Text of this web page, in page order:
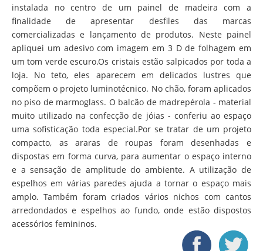
instalada no centro de um painel de madeira com a
finalidade de apresentar desfiles das marcas
comercializadas e lançamento de produtos. Neste painel
apliquei um adesivo com imagem em 3 D de folhagem em
um tom verde escuro.Os cristais estão salpicados por toda a
loja. No teto, eles aparecem em delicados lustres que
compõem o projeto luminotécnico. No chão, foram aplicados
no piso de marmoglass. O balcão de madrepérola - material
muito utilizado na confecção de jóias - conferiu ao espaço
uma sofisticação toda especial.Por se tratar de um projeto
compacto, as araras de roupas foram desenhadas e
dispostas em forma curva, para aumentar o espaço interno
e a sensação de amplitude do ambiente. A utilização de
espelhos em várias paredes ajuda a tornar o espaço mais
amplo. Também foram criados vários nichos com cantos
arredondados e espelhos ao fundo, onde estão dispostos
acessórios femininos.